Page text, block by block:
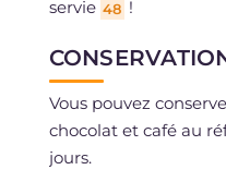
servie 48 !
Vous pouvez
chocolat et café au
jours.